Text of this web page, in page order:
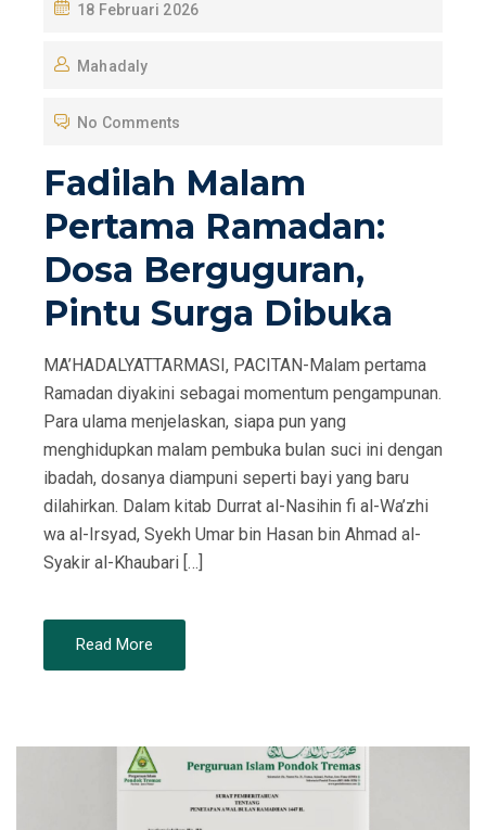
P
S
E
O
N
18 Februari 2026
Mahadaly
No Comments
Fadilah Malam
Pertama Ramadan:
Dosa Berguguran,
Pintu Surga Dibuka
MA’HADALYATTARMASI, PACITAN-Malam pertama
Ramadan diyakini sebagai momentum pengampunan.
Para ulama menjelaskan, siapa pun yang
menghidupkan malam pembuka bulan suci ini dengan
ibadah, dosanya diampuni seperti bayi yang baru
dilahirkan. Dalam kitab Durrat al-Nasihin fi al-Wa’zhi
wa al-Irsyad, Syekh Umar bin Hasan bin Ahmad al-
Syakir al-Khaubari […]
Read More